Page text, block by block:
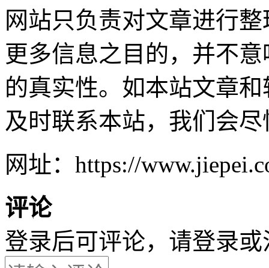
网站只负责对文章进行
更多信息之目的，并不
的真实性。如本站文章
及时联系本站，我们会
网址：https://
评论
登录后可评论，请登录或